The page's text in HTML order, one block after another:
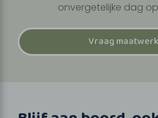
onvergetelijke dag
Vraag